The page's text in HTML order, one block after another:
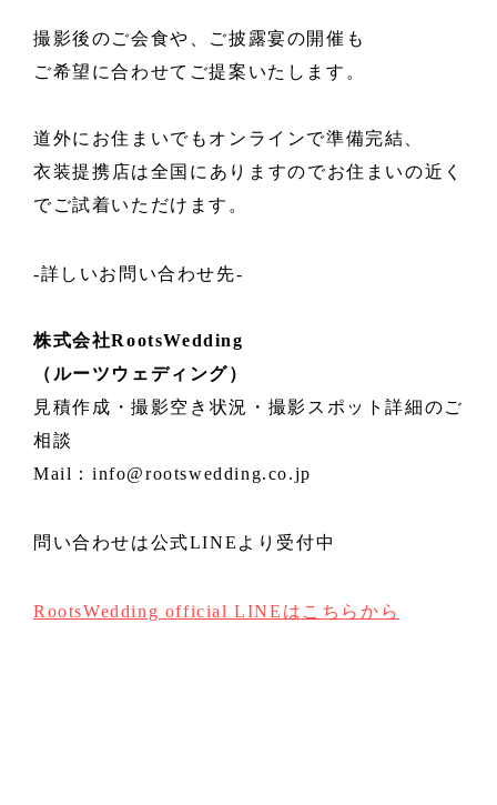
撮影後のご会食や、ご披露宴の開催も
ご希望に合わせてご提案いたします。
道外にお住まいでもオンラインで準備完結、
衣装提携店は全国にありますのでお住まいの近く
でご試着いただけます。
-詳しいお問い合わせ先-
株式会社RootsWedding
（ルーツウェディング）
見積作成・撮影空き状況・撮影スポット詳細のご
相談
Mail：info@rootswedding.co.jp
問い合わせは公式LINEより受付中
RootsWedding official LINEはこちらから